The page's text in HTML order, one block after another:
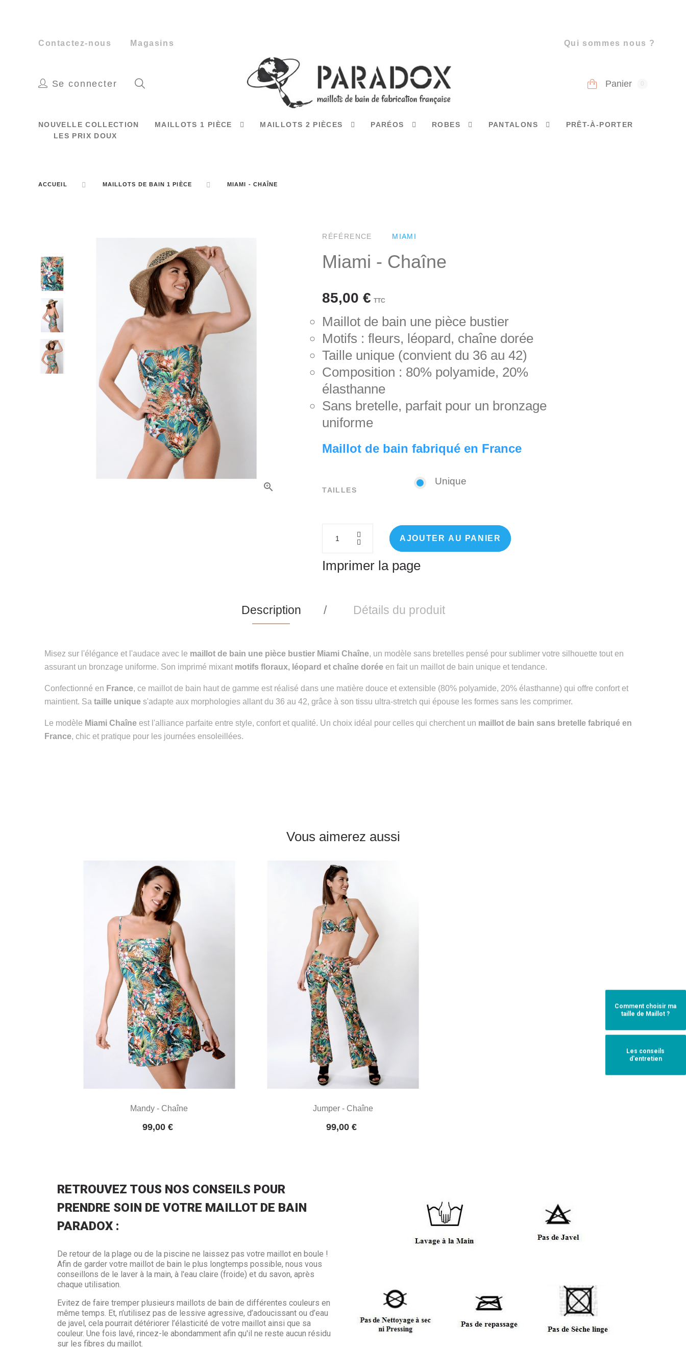
Contactez-nous Magasins Qui sommes nous ?
Se connecter Panier
NOUVELLE COLLECTION MAILLOTS 1 PIÈCE MAILLOTS 2 PIÈCES PARÉOS ROBES PANTALONS
PRÊT-À-PORTER
LES PRIX DOUX
ACCUEIL MAILLOTS DE BAIN 1 PIÈCE MIAMI - CHAÎNE
Comment choisir ma
taille de Maillot ?
Les conseils
d'entretien
RÉFÉRENCE MIAMI
Miami - Chaîne
85,00 € TTC
Maillot de bain une pièce bustier
Motifs : fleurs, léopard, chaîne dorée
Taille unique (convient du 36 au 42)
Composition : 80% polyamide, 20%
élasthanne
Sans bretelle, parfait pour un bronzage
uniforme
Maillot de bain fabriqué en France
TAILLES
Unique
AJOUTER AU PANIER
Imprimer la page
Description Détails du produit
Misez sur l'élégance et l'audace avec le maillot de bain une pièce bustier Miami Chaîne, un modèle sans bretelles pensé pour sublimer votre silhouette tout en
assurant un bronzage uniforme. Son imprimé mixant motifs floraux, léopard et chaîne dorée en fait un maillot de bain unique et tendance.
Confectionné en France, ce maillot de bain haut de gamme est réalisé dans une matière douce et extensible (80% polyamide, 20% élasthanne) qui offre confort et
maintient. Sa taille unique s'adapte aux morphologies allant du 36 au 42, grâce à son tissu ultra-stretch qui épouse les formes sans les comprimer.
Le modèle Miami Chaîne est l'alliance parfaite entre style, confort et qualité. Un choix idéal pour celles qui cherchent un maillot de bain sans bretelle fabriqué en
France, chic et pratique pour les journées ensoleillées.
Vous aimerez aussi
Mandy - Chaîne
Prix
99,00 €
Jumper - Chaîne
Prix
99,00 €
RETROUVEZ TOUS NOS CONSEILS POUR
PRENDRE SOIN DE VOTRE MAILLOT DE BAIN
PARADOX :
De retour de la plage ou de la piscine ne laissez pas votre maillot en boule !
Afin de garder votre maillot de bain le plus longtemps possible, nous vous
conseillons de le laver à la main, à l'eau claire (froide) et du savon, après
chaque utilisation.
Evitez de faire tremper plusieurs maillots de bain de différentes couleurs en
même temps. Et, n’utilisez pas de lessive agressive, d’adoucissant ou d’eau
de javel, cela pourrait détériorer l’élasticité de votre maillot ainsi que sa
couleur. Une fois lavé, rincez-le abondamment afin qu'il ne reste aucun résidu
sur les fibres du maillot.